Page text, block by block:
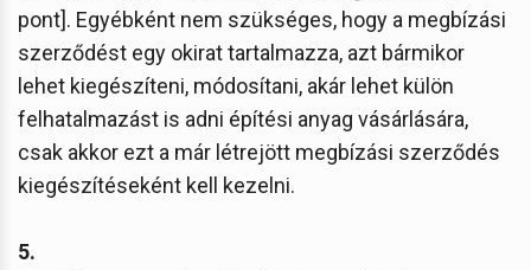
pont]. Egyébként nem szükséges, hogy a megbízási
szerződést egy okirat tartalmazza, azt bármikor
lehet kiegészíteni, módosítani, akár lehet külön
felhatalmazást is adni építési anyag vásárlására,
csak akkor ezt a már létrejött megbízási szerződés
kiegészítéseként kell kezelni.
5.